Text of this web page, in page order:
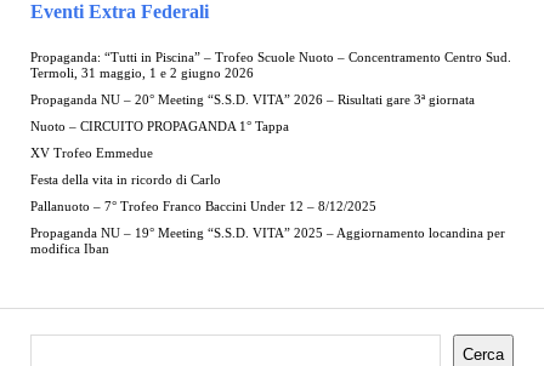
Eventi Extra Federali
Propaganda: “Tutti in Piscina” – Trofeo Scuole Nuoto – Concentramento Centro Sud.
Termoli, 31 maggio, 1 e 2 giugno 2026
Propaganda NU – 20° Meeting “S.S.D. VITA” 2026 – Risultati gare 3ª giornata
Nuoto – CIRCUITO PROPAGANDA 1° Tappa
XV Trofeo Emmedue
Festa della vita in ricordo di Carlo
Pallanuoto – 7° Trofeo Franco Baccini Under 12 – 8/12/2025
Propaganda NU – 19° Meeting “S.S.D. VITA” 2025 – Aggiornamento locandina per
modifica Iban
Cerca